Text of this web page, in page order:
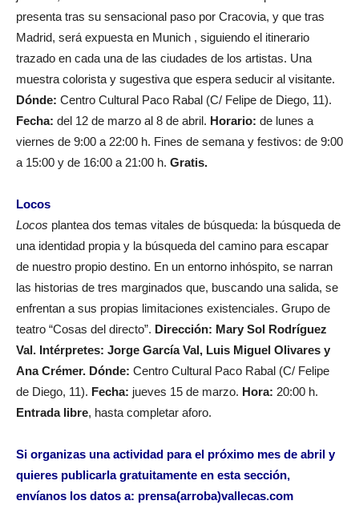
presenta tras su sensacional paso por Cracovia, y que tras
Madrid, será expuesta en Munich , siguiendo el itinerario
trazado en cada una de las ciudades de los artistas. Una
muestra colorista y sugestiva que espera seducir al visitante.
Dónde: Centro Cultural Paco Rabal (C/ Felipe de Diego, 11).
Fecha: del 12 de marzo al 8 de abril. Horario: de lunes a
viernes de 9:00 a 22:00 h. Fines de semana y festivos: de 9:00
a 15:00 y de 16:00 a 21:00 h. Gratis.
Locos
Locos plantea dos temas vitales de búsqueda: la búsqueda de
una identidad propia y la búsqueda del camino para escapar
de nuestro propio destino. En un entorno inhóspito, se narran
las historias de tres marginados que, buscando una salida, se
enfrentan a sus propias limitaciones existenciales. Grupo de
teatro “Cosas del directo”. Dirección: Mary Sol Rodríguez
Val. Intérpretes: Jorge García Val, Luis Miguel Olivares y
Ana Crémer. Dónde: Centro Cultural Paco Rabal (C/ Felipe
de Diego, 11). Fecha: jueves 15 de marzo. Hora: 20:00 h.
Entrada libre, hasta completar aforo.
Si organizas una actividad para el próximo mes de abril y
quieres publicarla gratuitamente en esta sección,
envíanos los datos a: prensa(arroba)vallecas.com